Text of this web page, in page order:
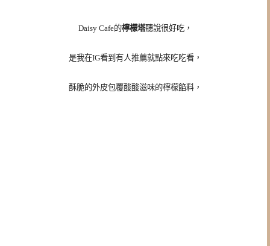
Daisy Cafe的檸檬塔聽說很好吃，
是我在IG看到有人推薦就點來吃吃看，
酥脆的外皮包覆酸酸滋味的檸檬餡料，